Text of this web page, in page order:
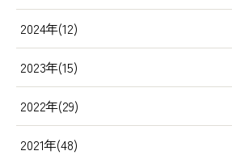
2024年(12)
2023年(15)
2022年(29)
2021年(48)